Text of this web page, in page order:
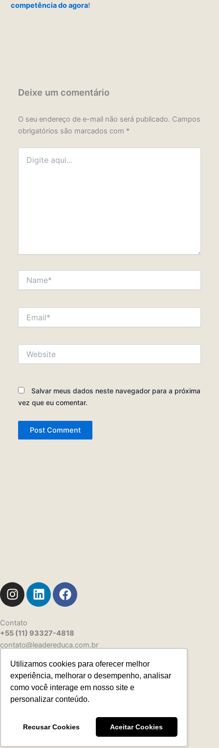
Utilizamos cookies para oferecer melhor
experiência, melhorar o desempenho, analisar
como você interage em nosso site e
personalizar conteúdo.
Recusar Cookies Aceitar Cookies
competência do agora!
Deixe um comentário
O seu endereço de e-mail não será publicado. Campos
obrigatórios são marcados com *
aqui...
Salvar meus dados neste navegador para a próxima
vez que eu comentar.
I
n
t
a
g
r
a
m
L
i
e
d
i
n
F
a
b
o
o
k
Contato
+55 (11) 93327-4818
contato@leadereduca.com.br
Rua Paes Leme, 215 – Ed. Thera Faria Lima
23º and – CNJ 2313 – Pinheiros
São Paulo/SP – 05424-150